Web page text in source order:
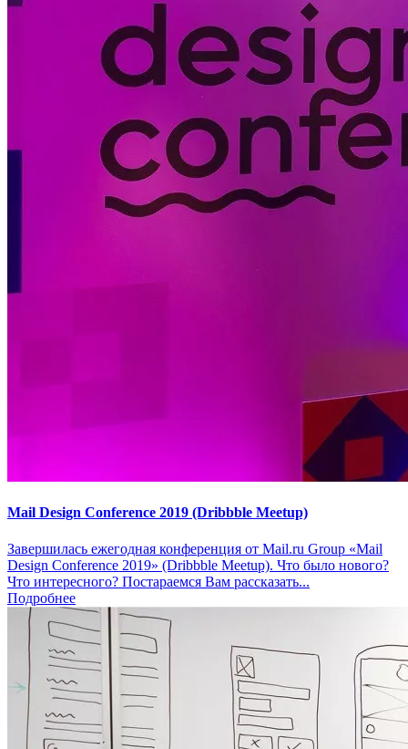
Mail Design Conference 2019 (Dribbble Meetup)
Завершилась ежегодная конференция от Mail.ru Group «Mail
Design Conference 2019» (Dribbble Meetup). Что было нового?
Что интересного? Постараемся Вам рассказать...
Подробнее